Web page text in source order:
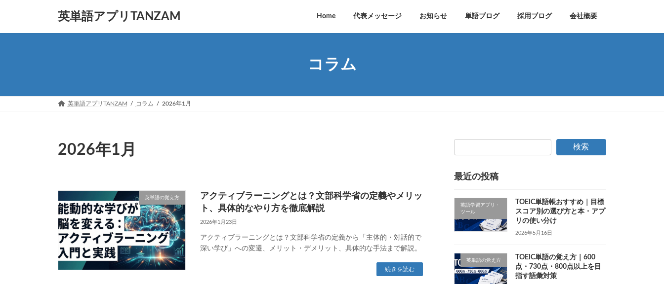
ン
プ
ー
動
英単語アプリTANZAM Home 代表メッセージ お知らせ 単語ブログ 採用ブログ 会社概要
コラム
英単語アプリTANZAM コラム 2026年1月
2026年1月
英単語の覚え方
アクティブラーニングとは？文部科学省の定義やメリッ
ト、具体的なやり方を徹底解説
2026年1月23日
アクティブラーニングとは？文部科学省の定義から「主体的・対話的で
深い学び」への変遷、メリット・デメリット、具体的な手法まで解説。
続きを読む
検索
最近の投稿
英語学習アプリ・
ツール
TOEIC単語帳おすすめ｜目標
スコア別の選び方と本・アプ
リの使い分け
2026年5月16日
英単語の覚え方
TOEIC単語の覚え方｜600
点・730点・800点以上を目
指す語彙対策